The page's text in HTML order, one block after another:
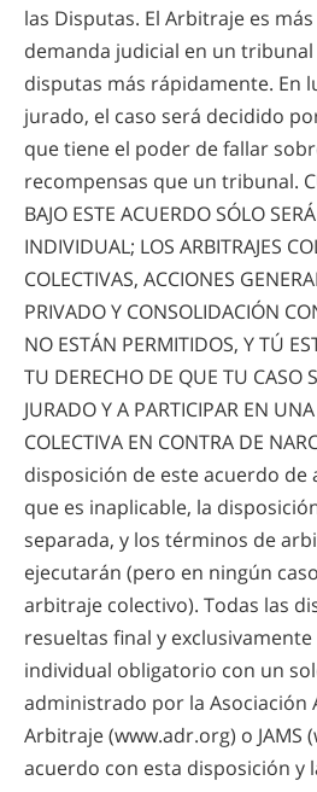
las Disputas. El Arbitraje es
demanda judicial en un
disputas más rápidamente. En
jurado, el caso será decidido
que tiene el poder de fallar
recompensas que un tribunal.
BAJO ESTE ACUERDO SÓLO
INDIVIDUAL; LOS ARBITRAJES
COLECTIVAS, ACCIONES
PRIVADO Y CONSOLIDACIÓN
NO ESTÁN PERMITIDOS, Y TÚ
TU DERECHO DE QUE TU CASO
JURADO Y A PARTICIPAR EN
COLECTIVA EN CONTRA DE
disposición de este acuerdo
que es inaplicable, la
separada, y los términos de
ejecutarán (pero en ningún
arbitraje colectivo). Todas las
resueltas final y
individual obligatorio con un
administrado por la Asociación
Arbitraje (www.adr.org) o JAMS
acuerdo con esta disposición y